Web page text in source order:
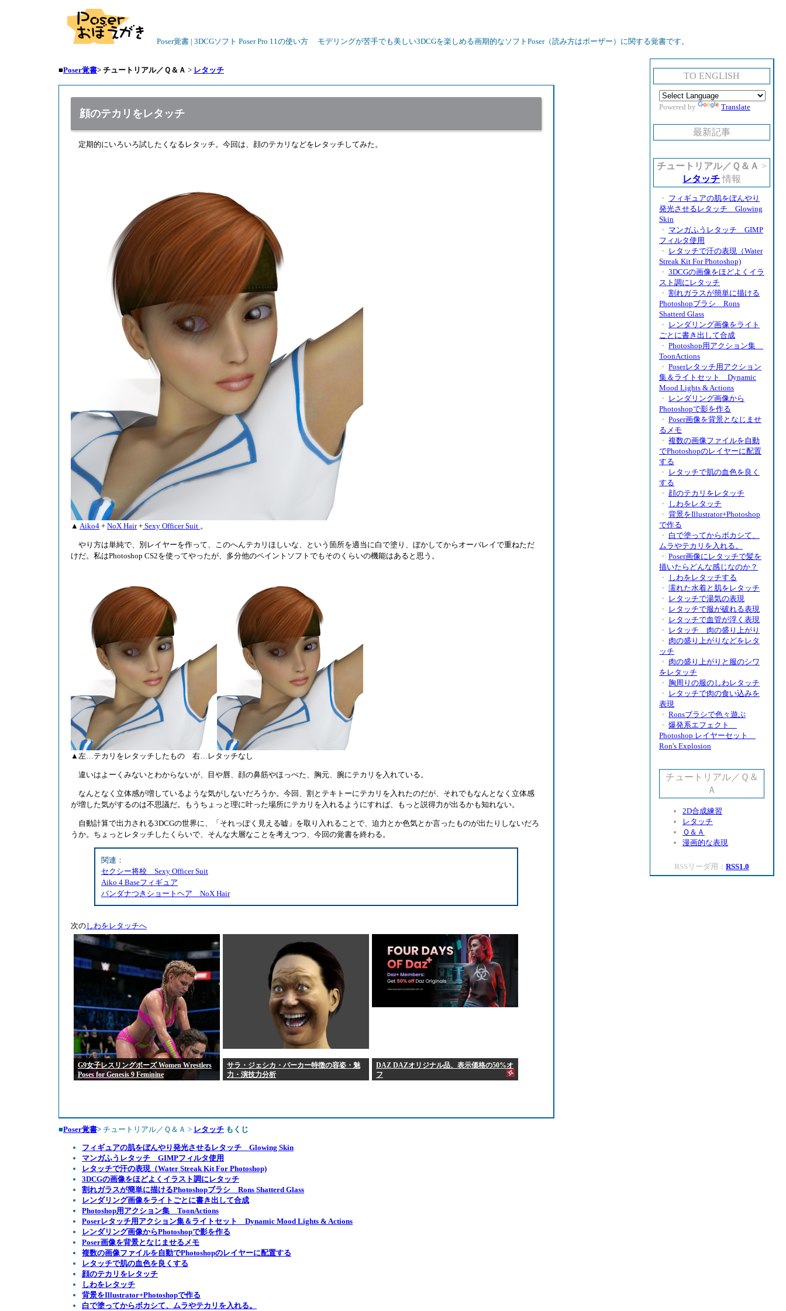
Poser覚書 | 3DCGソフト Poser Pro 11の使い方 モデリングが苦手でも美しい3DCGを楽しめる画期的なソフトPoser（読み方はポーザー）に関する覚書です。
■Poser覚書> チュートリアル／Ｑ＆Ａ > レタッチ
顔のテカリをレタッチ
定期的にいろいろ試したくなるレタッチ。今回は、顔のテカリなどをレタッチしてみた。
▲ Aiko4 + NoX Hair+ Sexy Officer Suit 。
やり方は単純で、別レイヤーを作って、このへんテカリほしいな、という箇所を適当に白で塗り、ぼかしてからオーバレイで重ねただ
けだ。私はPhotoshop CS2を使ってやったが、多分他のペイントソフトでもそのくらいの機能はあると思う。
▲左…テカリをレタッチしたもの 右…レタッチなし
違いはよーくみないとわからないが、目や唇、顔の鼻筋やほっぺた、胸元、腕にテカリを入れている。
なんとなく立体感が増しているような気がしないだろうか。今回、割とテキトーにテカリを入れたのだが、それでもなんとなく立体感
が増した気がするのは不思議だ。もうちょっと理に叶った場所にテカリを入れるようにすれば、もっと説得力が出るかも知れない。
自動計算で出力される3DCGの世界に、「それっぽく見える嘘」を取り入れることで、迫力とか色気とか言ったものが出たりしないだろ
うか。ちょっとレタッチしたくらいで、そんな大層なことを考えつつ、今回の覚書を終わる。
関連：
セクシー将校 Sexy Officer Suit
Aiko 4 Baseフィギュア
バンダナつきショートヘア NoX Hair
次のしわをレタッチへ
G9女子レスリングポーズ Women Wrestlers
Poses for Genesis 9 Feminine
サラ・ジェシカ・パーカー特徴の容姿・魅
力・演技力分析
DAZ DAZオリジナル品、表示価格の50%オ
フ
■Poser覚書> チュートリアル／Ｑ＆Ａ > レタッチ もくじ
フィギュアの肌をぼんやり発光させるレタッチ Glowing Skin
マンガふうレタッチ GIMPフィルタ使用
レタッチで汗の表現（Water Streak Kit For Photoshop)
3DCGの画像をほどよくイラスト調にレタッチ
割れガラスが簡単に描けるPhotoshopブラシ Rons Shatterd Glass
レンダリング画像をライトごとに書き出して合成
Photoshop用アクション集 ToonActions
Poserレタッチ用アクション集＆ライトセット Dynamic Mood Lights & Actions
レンダリング画像からPhotoshopで影を作る
Poser画像を背景となじませるメモ
複数の画像ファイルを自動でPhotoshopのレイヤーに配置する
レタッチで肌の血色を良くする
顔のテカリをレタッチ
しわをレタッチ
背景をIllustrator+Photoshopで作る
白で塗ってからボカシて、ムラやテカリを入れる。
TO ENGLISH
Powered by Translate
最新記事
チュートリアル／Ｑ＆Ａ >
レタッチ 情報
・ フィギュアの肌をぼんやり
発光させるレタッチ Glowing
Skin
・ マンガふうレタッチ GIMP
フィルタ使用
・
レタッチで汗の表現（Water
Streak Kit For Photoshop)
・ 3DCGの画像をほどよくイラ
スト調にレタッチ
・ 割れガラスが簡単に描ける
Photoshopブラシ Rons
Shatterd Glass
・
レンダリング画像をライト
ごとに書き出して合成
・ Photoshop用アクション集
ToonActions
・ Poserレタッチ用アクション
集＆ライトセット Dynamic
Mood Lights & Actions
・
レンダリング画像から
Photoshopで影を作る
・ Poser画像を背景となじませ
るメモ
・ 複数の画像ファイルを自動
でPhotoshopのレイヤーに配置
する
・
レタッチで肌の血色を良く
する
・ 顔のテカリをレタッチ
・
しわをレタッチ
・ 背景をIllustrator+Photoshop
で作る
・ 白で塗ってからボカシて、
ムラやテカリを入れる。
・ Poser画像にレタッチで髪を
描いたらどんな感じなのか？
・
しわをレタッチする
・ 濡れた水着と肌をレタッチ
・
レタッチで湯気の表現
・
レタッチで服が破れる表現
・
レタッチで血管が浮く表現
・
レタッチ 肉の盛り上がり
・ 肉の盛り上がりなどをレタ
ッチ
・ 肉の盛り上がりと服のシワ
をレタッチ
・ 胸周りの服のしわレタッチ
・
レタッチで肉の食い込みを
表現
・ Ronsブラシで色々遊ぶ
・ 爆発系エフェクト
Photoshop レイヤーセット
Ron's Explosion
チュートリアル／Ｑ＆
Ａ
2D合成練習
レタッチ
Ｑ＆Ａ
漫画的な表現
RSSリーダ用： RSS1.0